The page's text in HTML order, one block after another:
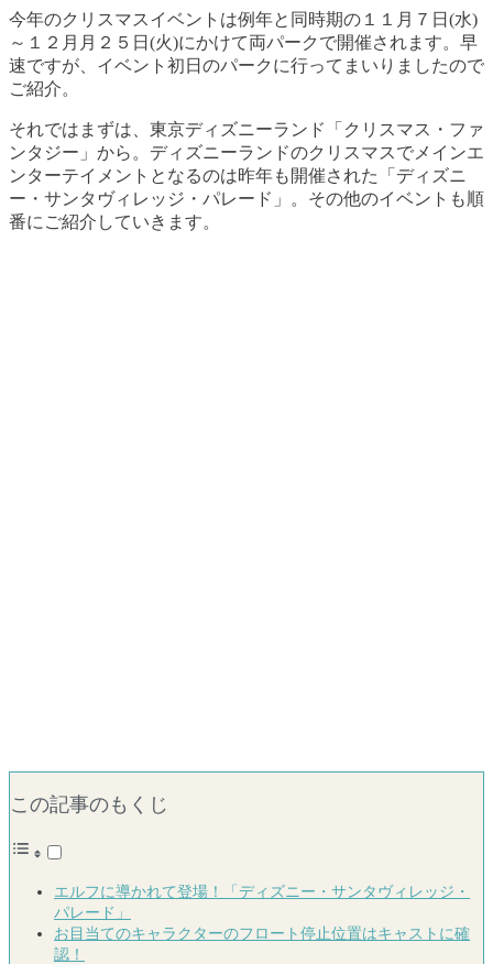
今年のクリスマスイベントは例年と同時期の１１月７日(水)
～１２月月２５日(火)にかけて両パークで開催されます。早
速ですが、イベント初日のパークに行ってまいりましたので
ご紹介。
それではまずは、東京ディズニーランド「クリスマス・ファ
ンタジー」から。ディズニーランドのクリスマスでメインエ
ンターテイメントとなるのは昨年も開催された「ディズニ
ー・サンタヴィレッジ・パレード」。その他のイベントも順
番にご紹介していきます。
この記事のもくじ
エルフに導かれて登場！「ディズニー・サンタヴィレッジ・
パレード」
お目当てのキャラクターのフロート停止位置はキャストに確
認！